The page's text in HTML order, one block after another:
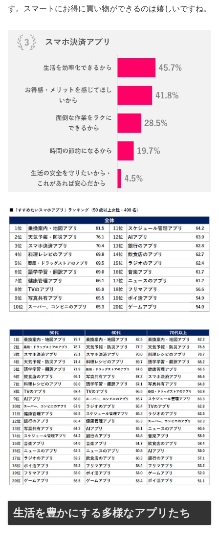
す。スマートにお得に買い物ができるのは嬉しいですね。
生活を豊かにする多様なアプリたち